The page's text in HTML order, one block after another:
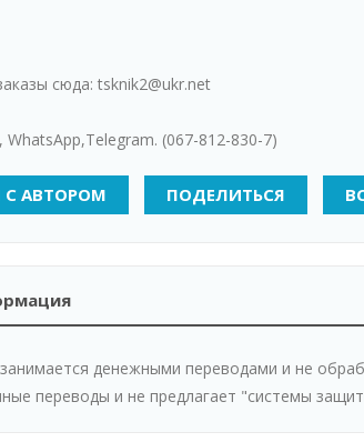
сюда: tsknik2@ukr.net
WhatsАpp,Telegram. (067-812-830-7)
С АВТОРОМ ПОДЕЛИТЬСЯ
денежными переводами и не
переводы и не предлагает "системы